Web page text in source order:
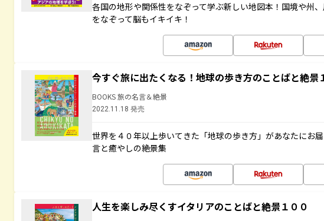
各国の地形や関係性をなぞって学ぶ新しい地図本！国境や州
をなぞって脳もイキイキ！
今すぐ旅に出たくなる！地球の歩き方のことばと絶景
BOOKS 旅の名言＆絶景
2022.11.18 発売
世界を４０年以上歩いてきた「地球の歩き方」があなたにお
言と癒やしの絶景集
人生を楽しみ尽くすイタリアのことばと絶景１００